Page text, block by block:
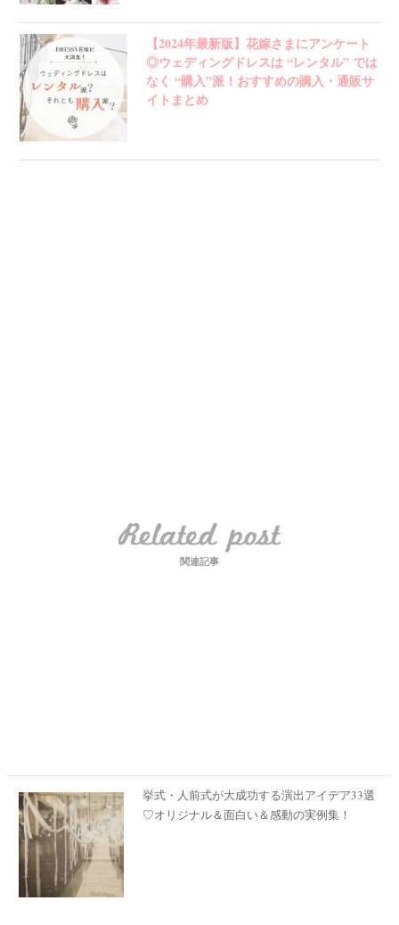
【2024年最新版】花嫁さまにアンケート
◎ウェディングドレスは “レンタル” では
なく “購入”派！おすすめの購入・通販サ
イトまとめ
関連記事
挙式・人前式が大成功する演出アイデア33選
♡オリジナル＆面白い＆感動の実例集！